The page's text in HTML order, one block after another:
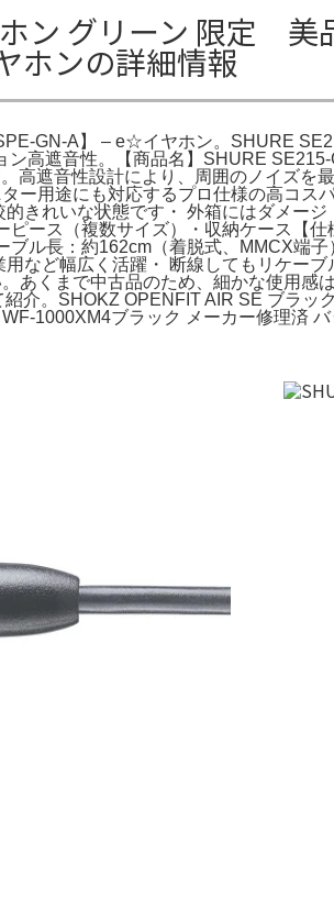
ン グリーン 限定
ホンの詳細情報
GN-A】 – e☆イヤホン。SHURE
ン高遮音性。【商品名】SHURE
高遮音性設計により、周囲のノイズ
ー用途にも対応するプロ仕様の高コ
きれいな状態です・ 外箱にはダメー
ース（複数サイズ）・収納ケース【
ル長：約162cm（着脱式、MMCX端
など幅広く活躍・ 断線してもリケー
あくまで中古品のため、細かな使用
介。SHOKZ OPENFIT AIR SE ブラ
1000XM4ブラック メーカー修理済